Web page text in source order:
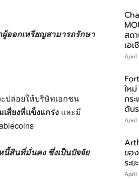
ผู้ออกเหรียญสามารถรักษา
ปล่อยให้บริษัทเอกชน
สี่ยงที่แข็งแกร่ง และมี
สินที่มั่นคง ซึ่งเป็นปัจจัย
สถ
เอ
April
ให
กร
ดัน
April
ขอ
ระ
April